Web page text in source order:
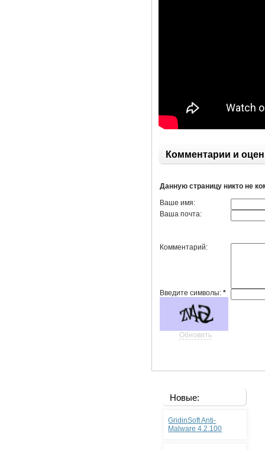
Комментарии и
Данную страницу никто не
Ваше имя:
Ваша почта:
Комментарий:
Введите символы:*
Обновить
Новые:
GridinSoft Anti-
Malware 4.2.100